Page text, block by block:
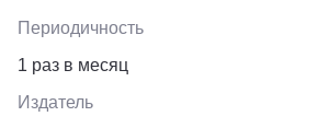
Периодичность
1 раз в месяц
Издатель